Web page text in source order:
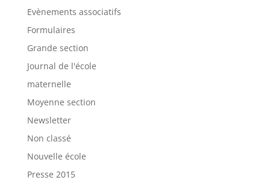
Evènements associatifs
Formulaires
Grande section
Journal de l'école
maternelle
Moyenne section
Newsletter
Non classé
Nouvelle école
Presse 2015